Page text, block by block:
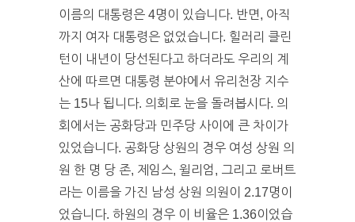
이름의 대통령은 4명이 있습니다. 반면, 아직
까지 여자 대통령은 없었습니다. 힐러리 클린
턴이 내년이 당선된다고 하더라도 우리의 계
산에 따르면 대통령 분야에서 유리천장 지수
는 15나 됩니다. 의회로 눈을 돌려봅시다. 의
회에서는 공화당과 민주당 사이에 큰 차이가
있었습니다. 공화당 상원의 경우 여성 상원 의
원 한 명 당 존, 제임스, 윌리엄, 그리고 로버트
라는 이름을 가진 남성 상원 의원이 2.17명이
었습니다. 하원의 경우 이 비율은 1.36이었습